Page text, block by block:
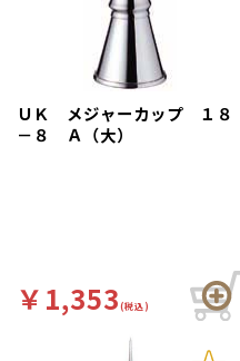
ＵＫ メジャーカップ １８
－８ Ａ（大）
￥1,353(税込)